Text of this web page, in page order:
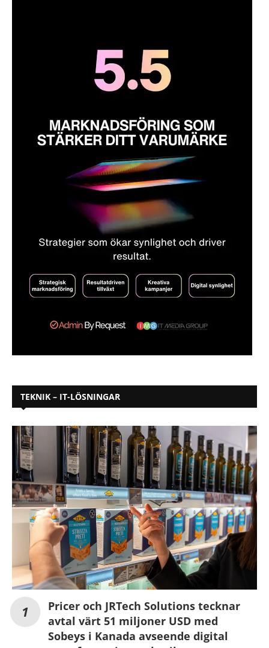
TEKNIK – IT-LÖSNINGAR
Pricer och JRTech Solutions tecknar
avtal värt 51 miljoner USD med
Sobeys i Kanada avseende digital